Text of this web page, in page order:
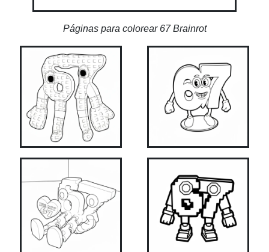
Páginas para colorear 67 Brainrot